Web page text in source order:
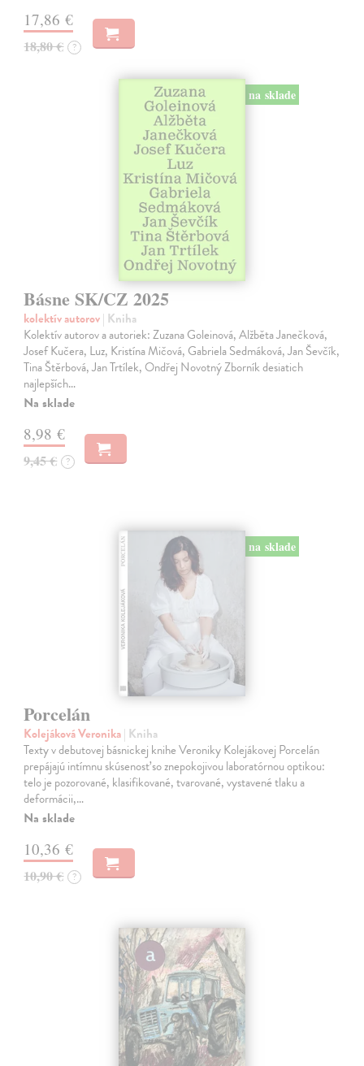
17,86 €
18,80 € ?
na sklade
Básne SK/CZ 2025
kolektív autorov| Kniha
Kolektív autorov a autoriek: Zuzana Goleinová, Alžběta Janečková,
Josef Kučera, Luz, Kristína Mičová, Gabriela Sedmáková, Jan Ševčík,
Tina Štěrbová, Jan Trtílek, Ondřej Novotný Zborník desiatich
najlepších…
Na sklade
8,98 €
9,45 € ?
na sklade
Porcelán
Kolejáková Veronika| Kniha
Texty v debutovej básnickej knihe Veroniky Kolejákovej Porcelán
prepájajú intímnu skúsenosť so znepokojivou laboratórnou optikou:
telo je pozorované, klasifikované, tvarované, vystavené tlaku a
deformácii,…
Na sklade
10,36 €
10,90 € ?